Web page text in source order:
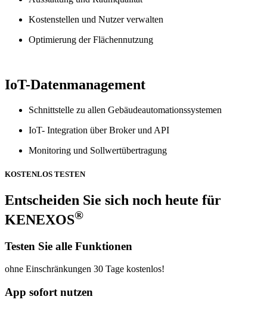
Kostenstellen und Nutzer verwalten
Optimierung der Flächennutzung
IoT-Datenmanagement
Schnittstelle zu allen Gebäudeautomationssystemen
IoT- Integration über Broker und API
Monitoring und Sollwertübertragung
KOSTENLOS TESTEN
Entscheiden Sie sich noch heute für
KENEXOS®
Testen Sie alle Funktionen
ohne Einschränkungen 30 Tage kostenlos!
App sofort nutzen